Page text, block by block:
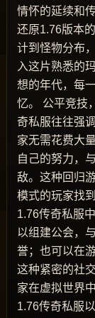
情怀的延续和
还原1.76版本
计到怪物分布
入这片熟悉的
想的年代，每
忆。 公平竞技
奇私服往往强
家无需花费大
自己的努力，
敌。这种回归
模式的玩家找
1.76传奇私服
以组建公会，
誉；也可以在
这种紧密的社
家在虚拟世界
1.76传奇私服